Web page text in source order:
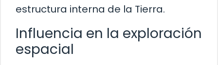
estructura interna de la Tierra.
Influencia en la exploración
espacial